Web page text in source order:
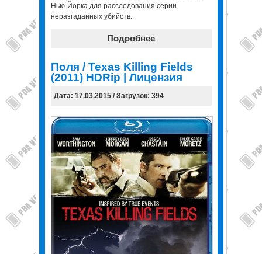
Нью-Йорка для расследования серии
неразгаданных убийств.
Подробнее
Поля / Texas Killing Fields
(2011) HDRip | Лицензия
Дата: 17.03.2015 / Загрузок: 394